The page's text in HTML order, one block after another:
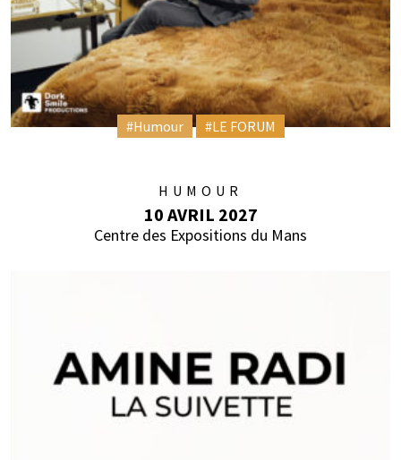
#Humour #LE FORUM
HUMOUR
10 AVRIL 2027
Centre des Expositions du Mans